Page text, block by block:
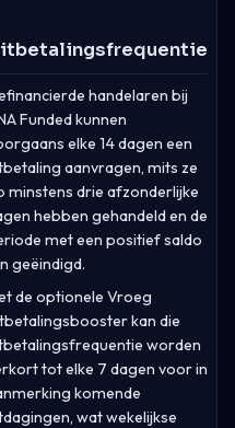
handelaren bij
Funded kunnen
elke 14 dagen een
aanvragen, mits ze
minstens drie afzonderlijke
hebben gehandeld en de
met een positief saldo
geëindigd.
de optionele Vroeg
kan die
worden
tot elke 7 dagen voor in
komende
wat wekelijkse